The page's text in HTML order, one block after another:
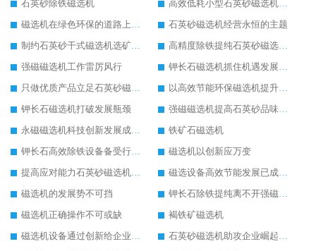
石英砂除铁磁选机
高效低耗小型石英砂磁选机展现非凡魅力价值
磁选机在绿色环保的道路上如万马奔腾
石英砂磁选机经营永恒的主题
制约石英砂干式磁选机选矿效果的内在因素
高精度除铁提纯石英砂磁选机备受行业青睐
强磁磁选机工作雷厉风行
钾长石磁选机抓住机遇发展“直冲云霄”
只做优质产品立足石英砂磁选机行业顶端
以高效节能环保磁选机提升市场竞争力
钾长石磁选机打破发展瓶颈
强磁磁选机提高石英砂品味的必备品
永磁磁选机科技创新发展成为行业焦点
铁矿石磁选机
钾长石高效除铁设备备受行业瞩目
磁选机以创新应万变
提高应对能力石英砂磁选机大展宏图
磁选设备高效节能发展已成必然
磁选机的发展势不可挡
钾长石除铁提纯离不开强磁磁选机的鼎力相助
磁选机正确操作不可或缺
褐铁矿磁选机
磁选机设备通过创新给企业发展带来春天
石英砂磁选机助攻企业崛起的不二法门